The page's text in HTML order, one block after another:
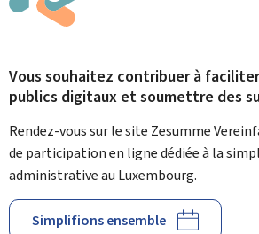
Vous souhaitez contribuer à
publics digitaux et soumettre des
Rendez-vous sur le site Zesumme
de participation en ligne dédiée à la
administrative au Luxembourg.
Simplifions ensemble